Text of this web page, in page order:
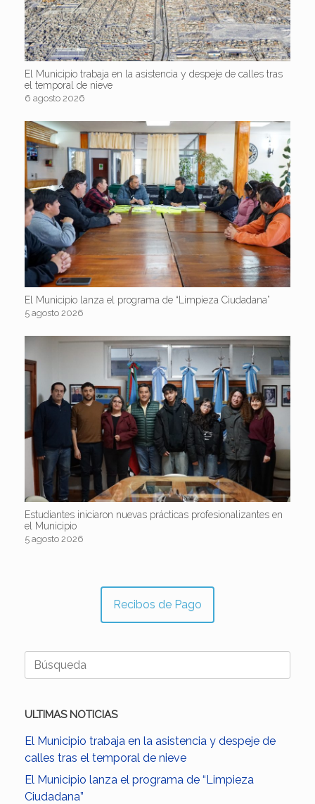
El Municipio trabaja en la asistencia y despeje de calles tras
el temporal de nieve
6 agosto 2026
El Municipio lanza el programa de “Limpieza Ciudadana”
5 agosto 2026
Estudiantes iniciaron nuevas prácticas profesionalizantes en
el Municipio
5 agosto 2026
Recibos de Pago
Buscar:
ULTIMAS NOTICIAS
El Municipio trabaja en la asistencia y despeje de
calles tras el temporal de nieve
El Municipio lanza el programa de “Limpieza
Ciudadana”